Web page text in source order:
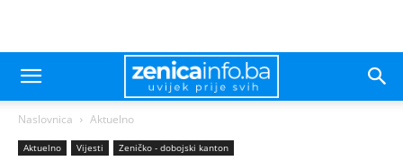
Naslovnica Aktuelno
Aktuelno Vijesti Zeničko - dobojski kanton